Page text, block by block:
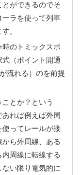
ができるのでそ
ラを使って列車
。
のトミックスポ
（ポイント開通
流れる）のを前提
とか？という
れば例えば外周
ってレールが接
ら外周線、ある
周線に転線する
い限り電気的に